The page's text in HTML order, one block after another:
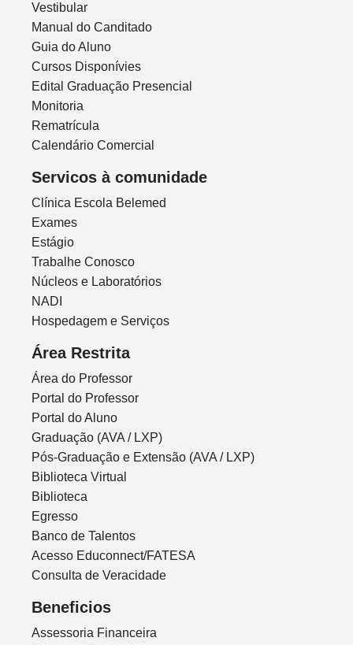
Vestibular
Manual do Canditado
Guia do Aluno
Cursos Disponívies
Edital Graduação Presencial
Monitoria
Rematrícula
Calendário Comercial
Servicos à comunidade
Clínica Escola Belemed
Exames
Estágio
Trabalhe Conosco
Núcleos e Laboratórios
NADI
Hospedagem e Serviços
Área Restrita
Área do Professor
Portal do Professor
Portal do Aluno
Graduação (AVA / LXP)
Pós-Graduação e Extensão (AVA / LXP)
Biblioteca Virtual
Biblioteca
Egresso
Banco de Talentos
Acesso Educonnect/FATESA
Consulta de Veracidade
Beneficios
Assessoria Financeira